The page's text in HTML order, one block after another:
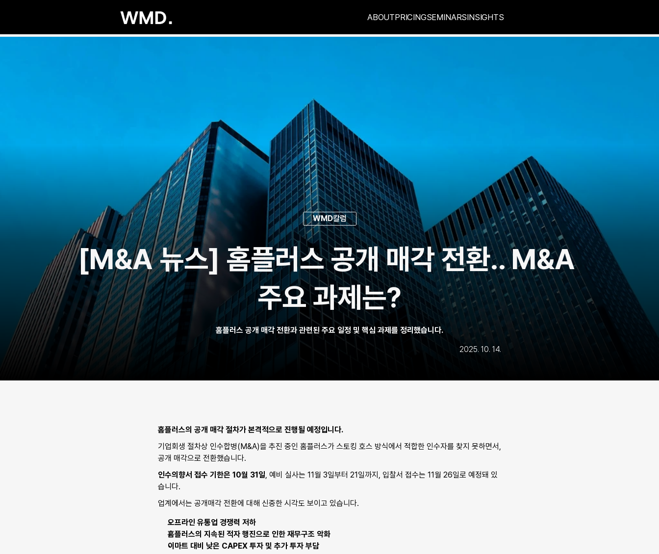
WMD칼럼
[M&A 뉴스] 홈플러스 공개 매각 전환.. M&A
주요 과제는?
홈플러스 공개 매각 전환과 관련된 주요 일정 및 핵심 과제를 정리했습니다.
2025. 10. 14.
홈플러스의 공개 매각 절차가 본격적으로 진행될 예정입니다.
​기업회생 절차상 인수합병(M&A)을 추진 중인 홈플러스가 스토킹 호스 방식에서 적합한 인수자를 찾지 못하면서,
공개 매각으로 전환했습니다.
인수의향서 접수 기한은 10월 31일, 예비 실사는 11월 3일부터 21일까지, 입찰서 접수는 11월 26일로 예정돼 있
습니다.
업계에서는 공개매각 전환에 대해 신중한 시각도 보이고 있습니다.
오프라인 유통업 경쟁력 저하
홈플러스의 지속된 적자 행진으로 인한 재무구조 악화
이마트 대비 낮은 CAPEX 투자 및 추가 투자 부담
ABOUTPRICINGSEMINARSINSIGHTS